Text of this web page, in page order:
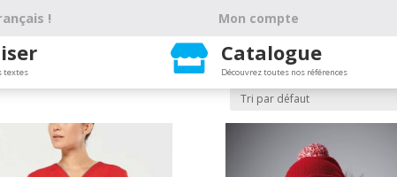
! Mon compte
textes  Catalogue
Découvrez toutes nos références